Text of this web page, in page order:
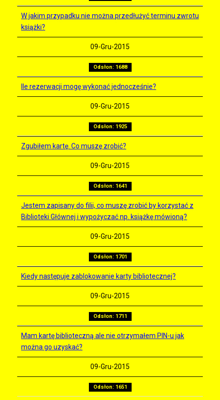
W jakim przypadku nie można przedłużyć terminu zwrotu
książki?
09-Gru-2015
Odsłon: 1688
Ile rezerwacji mogę wykonać jednocześnie?
09-Gru-2015
Odsłon: 1925
Zgubiłem kartę. Co muszę zrobić?
09-Gru-2015
Odsłon: 1641
Jestem zapisany do filii, co muszę zrobić by korzystać z
Biblioteki Głównej i wypożyczać np. książkę mówioną?
09-Gru-2015
Odsłon: 1701
Kiedy następuje zablokowanie karty bibliotecznej?
09-Gru-2015
Odsłon: 1711
Mam kartę biblioteczną ale nie otrzymałem PIN-u jak
można go uzyskać?
09-Gru-2015
Odsłon: 1651